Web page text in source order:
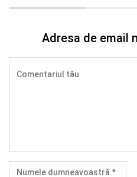
Adresa de email